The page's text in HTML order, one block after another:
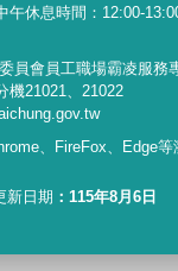
午休息時間：12:00-
員會員工職場霸凌服務
機21021、21022
、FireFox、Edge等
新日期 115年8月6日